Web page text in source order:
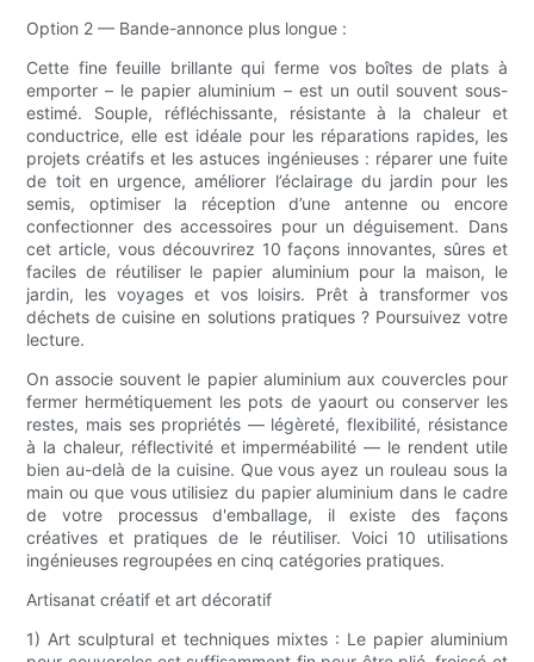
Option 2 — Bande-annonce plus longue :
Cette fine feuille brillante qui ferme vos boîtes de plats à
emporter – le papier aluminium – est un outil souvent sous-
estimé. Souple, réfléchissante, résistante à la chaleur et
conductrice, elle est idéale pour les réparations rapides, les
projets créatifs et les astuces ingénieuses : réparer une fuite
de toit en urgence, améliorer l’éclairage du jardin pour les
semis, optimiser la réception d’une antenne ou encore
confectionner des accessoires pour un déguisement. Dans
cet article, vous découvrirez 10 façons innovantes, sûres et
faciles de réutiliser le papier aluminium pour la maison, le
jardin, les voyages et vos loisirs. Prêt à transformer vos
déchets de cuisine en solutions pratiques ? Poursuivez votre
lecture.
On associe souvent le papier aluminium aux couvercles pour
fermer hermétiquement les pots de yaourt ou conserver les
restes, mais ses propriétés — légèreté, flexibilité, résistance
à la chaleur, réflectivité et imperméabilité — le rendent utile
bien au-delà de la cuisine. Que vous ayez un rouleau sous la
main ou que vous utilisiez du papier aluminium dans le cadre
de votre processus d'emballage, il existe des façons
créatives et pratiques de le réutiliser. Voici 10 utilisations
ingénieuses regroupées en cinq catégories pratiques.
Artisanat créatif et art décoratif
1) Art sculptural et techniques mixtes : Le papier aluminium